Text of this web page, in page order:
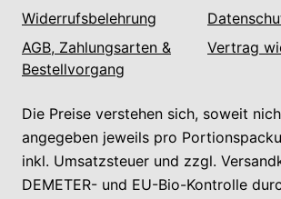
Widerrufsbelehrung
AGB, Zahlungsarten &
Bestellvorgang
Vertrag
Die Preise verstehen sich, soweit
angegeben jeweils pro
inkl. Umsatzsteuer und zzgl.
DEMETER- und EU-Bio-Kontrolle